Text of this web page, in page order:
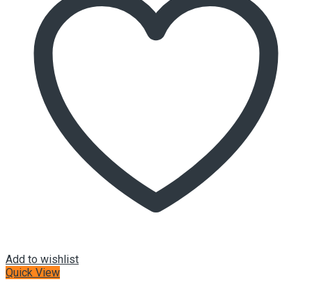
Add to wishlist
Quick View